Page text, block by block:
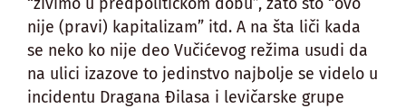
nije (pravi) kapitalizam” itd. A na šta liči kada
se neko ko nije deo Vučićevog režima usudi da
na ulici izazove to jedinstvo najbolje se videlo u
incidentu Dragana Đilasa i levičarske grupe